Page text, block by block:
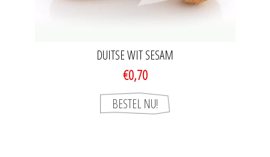
DUITSE WIT SESAM
€0,70